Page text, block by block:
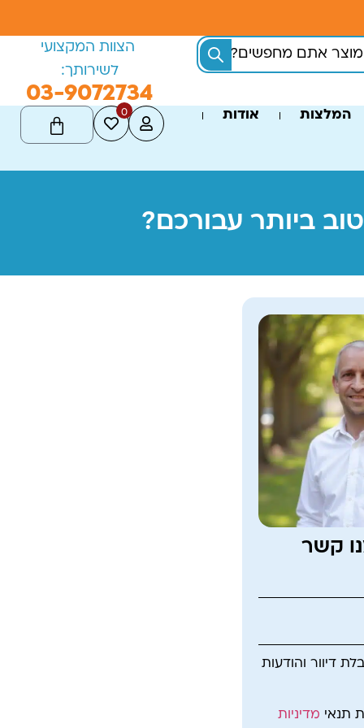
הצוות המקצועי
לשירותך:
03-9072734
המלצות אודות 0
ביותר עבורכם?
קשר
דיוור והודעות
תנאי מדיניות